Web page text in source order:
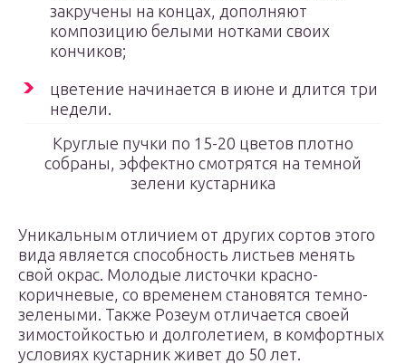
закручены на концах, дополняют
композицию белыми нотками своих
кончиков;
цветение начинается в июне и длится три
недели.
Круглые пучки по 15-20 цветов плотно
собраны, эффектно смотрятся на темной
зелени кустарника
Уникальным отличием от других сортов этого
вида является способность листьев менять
свой окрас. Молодые листочки красно-
коричневые, со временем становятся темно-
зелеными. Также Розеум отличается своей
зимостойкостью и долголетием, в комфортных
условиях кустарник живет до 50 лет.